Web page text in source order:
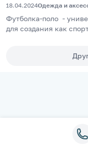
18.04.2024Одежда и
Футболка-поло  -
для создания как